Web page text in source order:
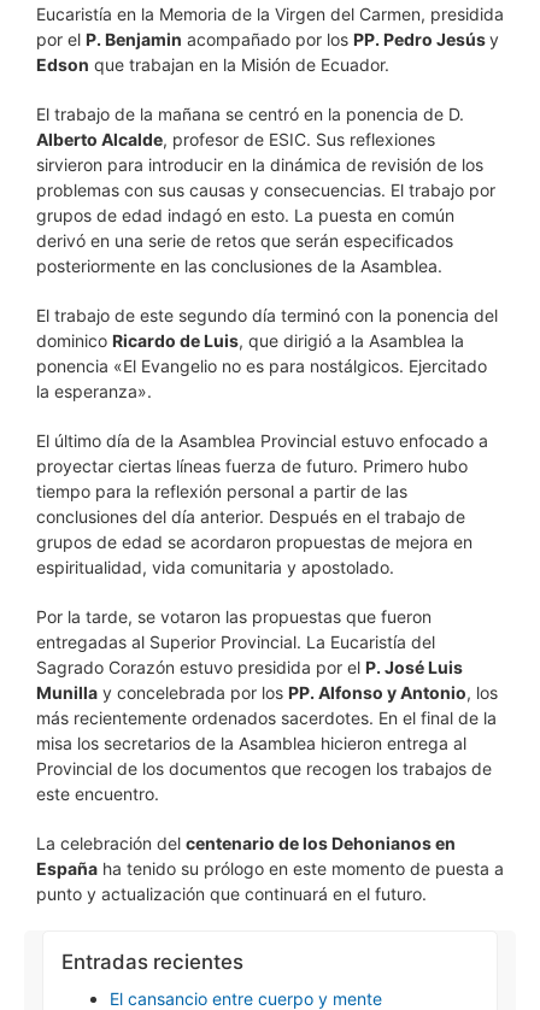
Eucaristía en la Memoria de la Virgen del Carmen, presidida
por el P. Benjamin acompañado por los PP. Pedro Jesúsy
Edson que trabajan en la Misión de Ecuador.
El trabajo de la mañana se centró en la ponencia de D.
Alberto Alcalde, profesor de ESIC. Sus reflexiones
sirvieron para introducir en la dinámica de revisión de los
problemas con sus causas y consecuencias. El trabajo por
grupos de edad indagó en esto. La puesta en común
derivó en una serie de retos que serán especificados
posteriormente en las conclusiones de la Asamblea.
El trabajo de este segundo día terminó con la ponencia del
dominico Ricardo de Luis, que dirigió a la Asamblea la
ponencia «El Evangelio no es para nostálgicos. Ejercitado
la esperanza».
El último día de la Asamblea Provincial estuvo enfocado a
proyectar ciertas líneas fuerza de futuro. Primero hubo
tiempo para la reflexión personal a partir de las
conclusiones del día anterior. Después en el trabajo de
grupos de edad se acordaron propuestas de mejora en
espiritualidad, vida comunitaria y apostolado.
Por la tarde, se votaron las propuestas que fueron
entregadas al Superior Provincial. La Eucaristía del
Sagrado Corazón estuvo presidida por el P. José Luis
Munilla y concelebrada por los PP. Alfonso y Antonio, los
más recientemente ordenados sacerdotes. En el final de la
misa los secretarios de la Asamblea hicieron entrega al
Provincial de los documentos que recogen los trabajos de
este encuentro.
La celebración del centenario de los Dehonianos en
España ha tenido su prólogo en este momento de puesta a
punto y actualización que continuará en el futuro.
Entradas recientes
El cansancio entre cuerpo y mente